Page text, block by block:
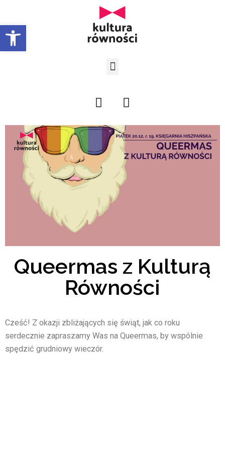
Open toolbar
Queermas z Kulturą
Równości
Cześć! Z okazji zbliżających się świąt, jak co roku
serdecznie zapraszamy Was na Queermas, by wspólnie
spędzić grudniowy wieczór.